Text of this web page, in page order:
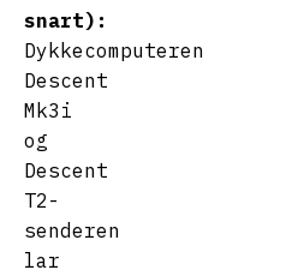
snart):
Dykkecomputeren
Descent
Mk3i
og
Descent
T2-
senderen
lar